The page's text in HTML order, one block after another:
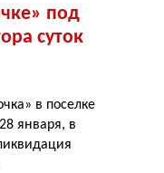
под
суток
в поселке
января, в